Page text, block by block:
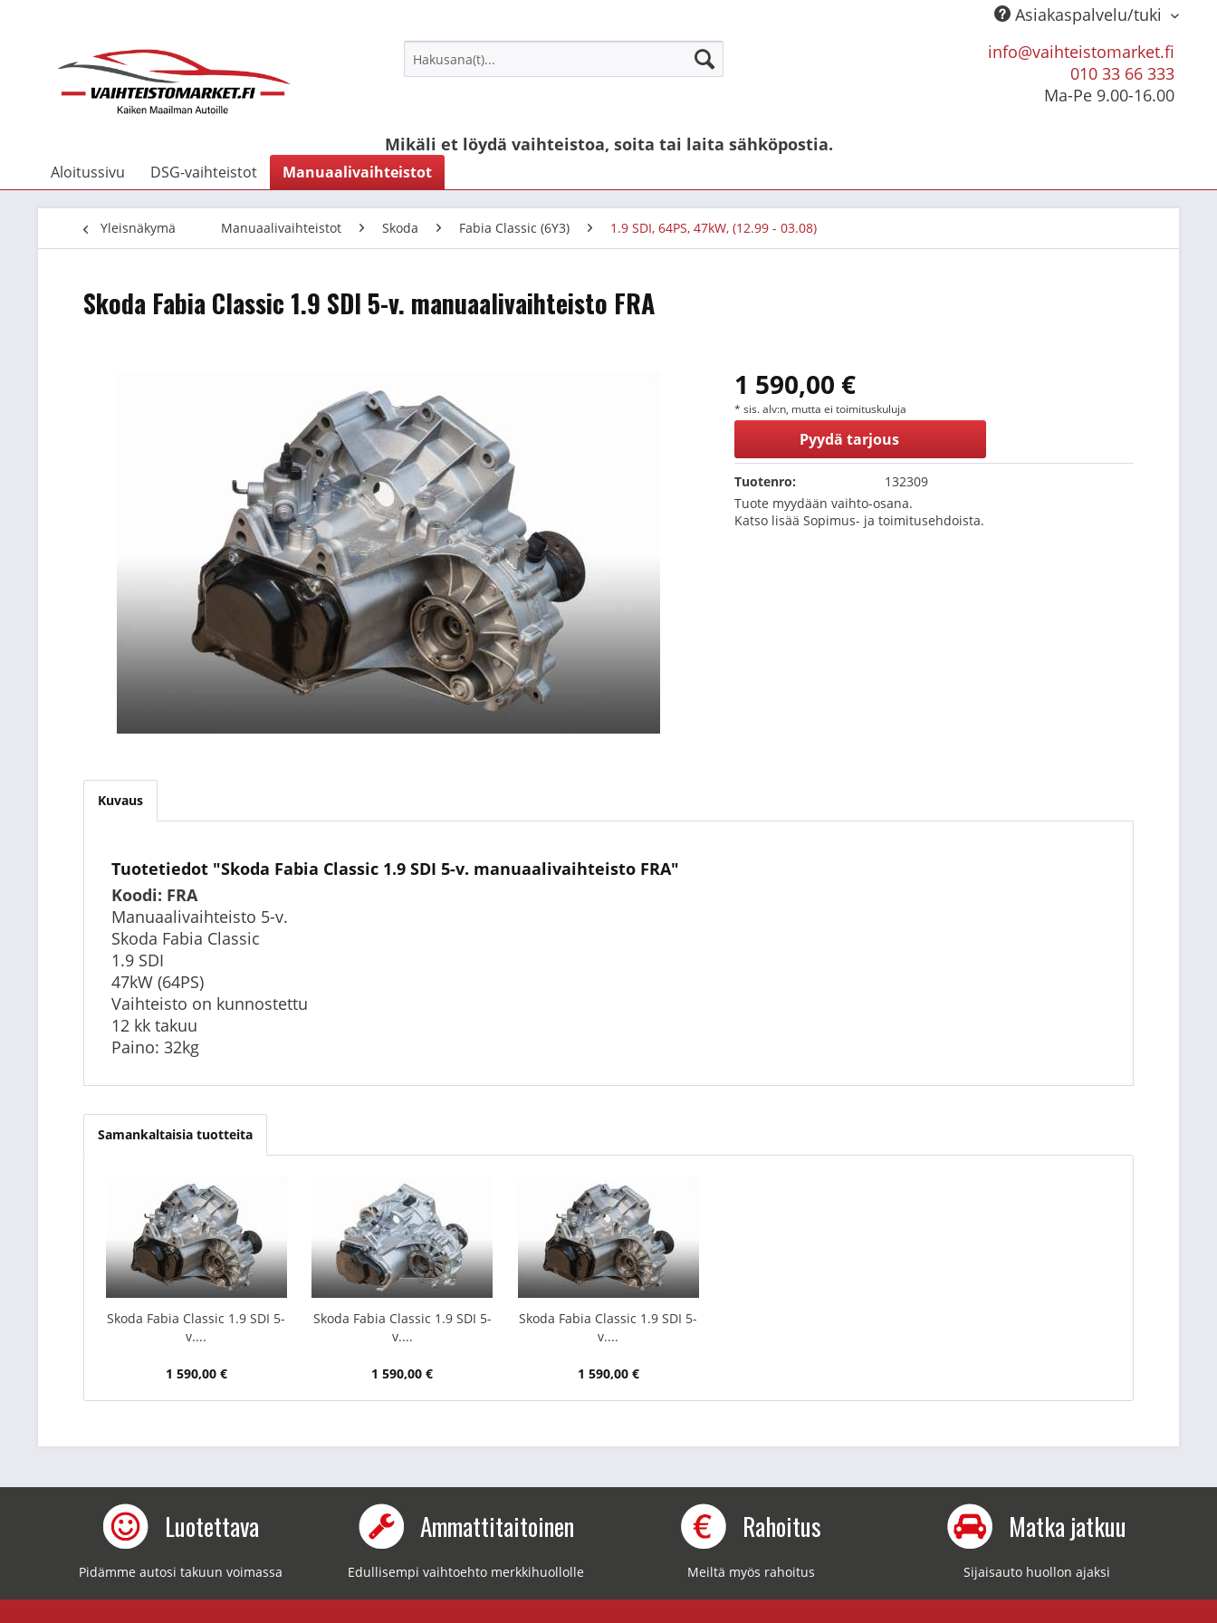
Asiakaspalvelu/tuki
info@vaihteistomarket.fi
010 33 66 333
Ma-Pe 9.00-16.00
Mikäli et löydä vaihteistoa, soita tai laita sähköpostia.
Aloitussivu DSG-vaihteistot Manuaalivaihteistot
Yleisnäkymä Manuaalivaihteistot Skoda Fabia Classic (6Y3) 1.9 SDI, 64PS, 47kW, (12.99 - 03.08)
Skoda Fabia Classic 1.9 SDI 5-v. manuaalivaihteisto FRA
1 590,00 €
* sis. alv:n, mutta ei toimituskuluja
Pyydä tarjous
Tuotenro:
132309
Tuote myydään vaihto-osana.
Katso lisää Sopimus- ja toimitusehdoista.
Kuvaus
Tuotetiedot "Skoda Fabia Classic 1.9 SDI 5-v. manuaalivaihteisto FRA"
Koodi: FRA
Manuaalivaihteisto 5-v.
Skoda Fabia Classic
1.9 SDI
47kW (64PS)
Vaihteisto on kunnostettu
12 kk takuu
Paino: 32kg
Samankaltaisia tuotteita
Skoda Fabia Classic 1.9 SDI 5-
v....
1 590,00 €
Skoda Fabia Classic 1.9 SDI 5-
v....
1 590,00 €
Skoda Fabia Classic 1.9 SDI 5-
v....
1 590,00 €
Luotettava
Pidämme autosi takuun voimassa
Ammattitaitoinen
Edullisempi vaihtoehto merkkihuollolle
Rahoitus
Meiltä myös rahoitus
Matka jatkuu
Sijaisauto huollon ajaksi